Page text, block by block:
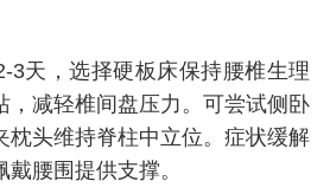
3天，选择硬板床保持腰椎生理
，减轻椎间盘压力。可尝试侧卧
枕头维持脊柱中立位。症状缓解
腰围提供支撑。